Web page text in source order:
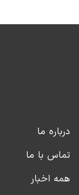
درباره ما
تماس با ما
همه اخبار